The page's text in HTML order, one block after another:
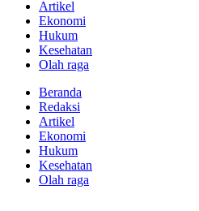
Artikel
Ekonomi
Hukum
Kesehatan
Olah raga
Beranda
Redaksi
Artikel
Ekonomi
Hukum
Kesehatan
Olah raga